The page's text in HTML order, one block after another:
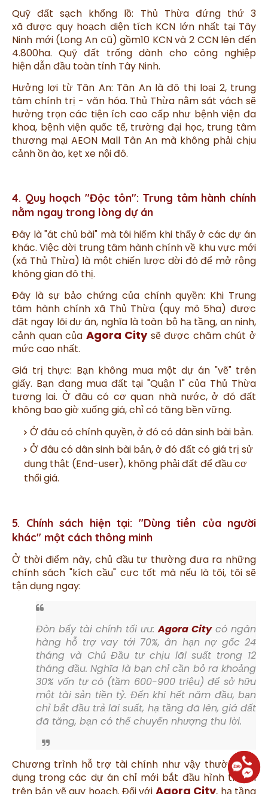
Quỹ đất sạch khổng lồ: Thủ Thừa đứng thứ 3
xã được quy hoạch diện tích KCN lớn nhất tại Tây
Ninh mới (Long An cũ) gồm10 KCN và2 CCN lên đến
4.800ha. Quỹ đất trống dành cho công nghiệp
hiệndẫn đầu toàn tỉnh Tây Ninh.
Hưởng lợi từ Tân An: Tân An là đô thị loại 2, trung
tâm chính trị - văn hóa. Thủ Thừa nằm sát vách sẽ
hưởng trọn các tiện ích cao cấp như bệnh viện đa
khoa, bệnh viện quốc tế, trường đại học, trung tâm
thương mại AEON Mall Tân An mà không phải chịu
cảnh ồn ào, kẹt xe nội đô.
4. Quy hoạch "Độc tôn": Trung tâm hành chính
nằm ngay trong lòng dự án
Đây là "át chủ bài" mà tôi hiếm khi thấy ở các dự án
khác. Việc dời trung tâm hành chính về khu vực mới
(xã Thủ Thừa) là một chiến lược dời đô để mở rộng
không gian đô thị.
Đây là sự bảo chứng của chính quyền: Khi Trung
tâm hành chính xã Thủ Thừa (quy mô 5ha) được
đặt ngay lõi dự án, nghĩa là toàn bộ hạ tầng, an ninh,
cảnh quan của Agora Citysẽ được chăm chút ở
mức cao nhất.
Giá trị thực: Bạn không mua một dự án "vẽ" trên
giấy. Bạn đang mua đất tại "Quận 1" của Thủ Thừa
tương lai. Ở đâu có cơ quan nhà nước, ở đó đất
không bao giờ xuống giá, chỉ có tăng bền vững.
Ở đâu có chính quyền, ở đó có dân sinh bài bản.
Ở đâu có dân sinh bài bản, ở đó đất có giá trị sử
dụng thật (End-user), không phải đất để đầu cơ
thổi giá.
5. Chính sách hiện tại: "Dùng tiền của người
khác" một cách thông minh
Ở thời điểm này, chủ đầu tư thường đưa ra những
chính sách "kích cầu" cực tốt mà nếu là tôi, tôi sẽ
tận dụng ngay:
Đòn bẩy tài chính tối ưu:Agora Citycó ngân
hàng hỗ trợ vay tới 70%, ân hạn nợ gốc 24
tháng và Chủ Đầu tư chịu lãi suất trong 12
tháng đầu. Nghĩa là bạn chỉ cần bỏ ra khoảng
30% vốn tự có (tầm 600-900 triệu) để sở hữu
một tài sản tiền tỷ. Đến khi hết năm đầu, bạn
chỉ bắt đầu trả lãi suất, hạ tầng đã lên, giá đất
đã tăng, bạn có thể chuyển nhượng thu lời.
Chương trình hỗ trợ tài chính như vậy thường áp
dụng trong các dự án chỉ mới bắt đầu hình thành
Agora City